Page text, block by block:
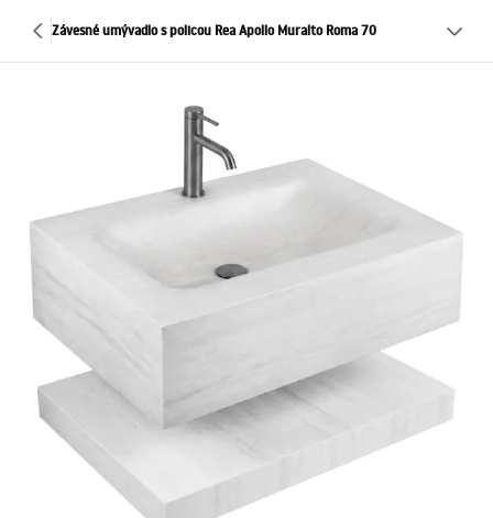
Závesné umývadlo s policou Rea Apollo Muralto Roma 70